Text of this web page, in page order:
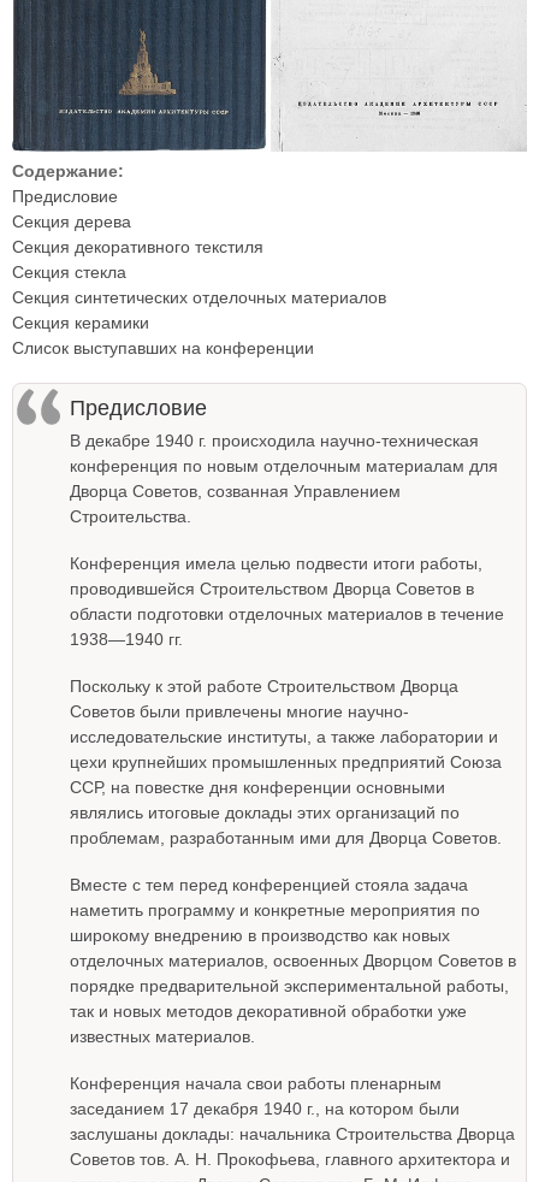
Содержание:
Предисловие
Секция дерева
Секция декоративного текстиля
Секция стекла
Секция синтетических отделочных материалов
Секция керамики
Слисок выступавших на конференции
Предисловие
В декабре 1940 г. происходила научно-техническая
конференция по новым отделочным материалам для
Дворца Советов, созванная Управлением
Строительства.
Конференция имела целью подвести итоги работы,
проводившейся Строительством Дворца Советов в
области подготовки отделочных материалов в течение
1938—1940 гг.
Поскольку к этой работе Строительством Дворца
Советов были привлечены многие научно-
исследовательские институты, а также лаборатории и
цехи крупнейших промышленных предприятий Союза
ССР, на повестке дня конференции основными
являлись итоговые доклады этих организаций по
проблемам, разработанным ими для Дворца Советов.
Вместе с тем перед конференцией стояла задача
наметить программу и конкретные мероприятия по
широкому внедрению в производство как новых
отделочных материалов, освоенных Дворцом Советов в
порядке предварительной экспериментальной работы,
так и новых методов декоративной обработки уже
известных материалов.
Конференция начала свои работы пленарным
заседанием 17 декабря 1940 г., на котором были
заслушаны доклады: начальника Строительства Дворца
Советов тов. А. Н. Прокофьева, главного архитектора и